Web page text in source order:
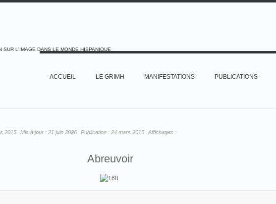
SUR L'IMAGE DANS LE MONDE HISPANIQUE
ACCUEIL LE GRIMH MANIFESTATIONS PUBLICATIONS
2015 Mis à jour : 21 juin 2026 Publication : 24 mars 2015
Affichages :
Abreuvoir